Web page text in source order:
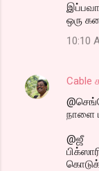
ஒரு
10:10
Cable
நாளை
@ஜீ